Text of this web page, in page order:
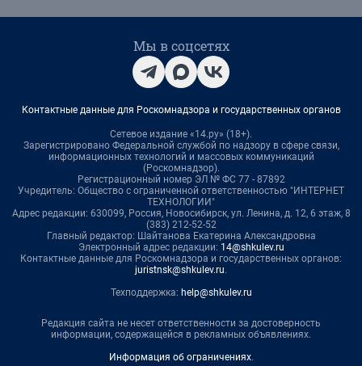
Мы в соцсетях
Контактные данные для Роскомнадзора и государственных органов
Сетевое издание «14.ру» (18+).
Зарегистрировано Федеральной службой по надзору в сфере связи,
информационных технологий и массовых коммуникаций
(Роскомнадзор).
Регистрационный номер ЭЛ № ФС 77 - 87892
Учредитель: Общество с ограниченной ответственностью "ИНТЕРНЕТ
ТЕХНОЛОГИИ"
Адрес редакции: 630099, Россия, Новосибирск, ул. Ленина, д. 12, 6 этаж, 8
(383) 212-52-52
Главный редактор: Шайтанова Екатерина Александровна
Электронный адрес редакции: 14@shkulev.ru
Контактные данные для Роскомнадзора и государственных органов:
juristnsk@shkulev.ru.
Техподдержка: help@shkulev.ru
Редакция сайта не несет ответственности за достоверность
информации, содержащейся в рекламных объявлениях.
Информация об ограничениях.